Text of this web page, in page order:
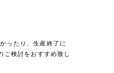
ったり、生産終了に
ご検討をおすすめ致し